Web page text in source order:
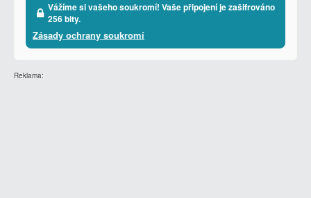
Vážíme si vašeho soukromí! Vaše připojení je zašifrováno
256 bity.
Zásady ochrany soukromí
Reklama: